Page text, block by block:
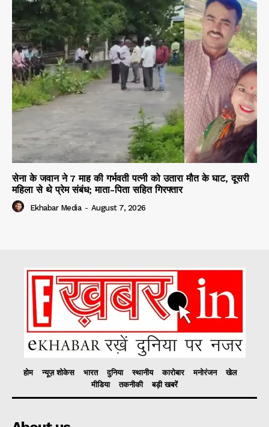
सेना के जवान ने 7 माह की गर्भवती पत्नी को उतारा मौत के घाट, दूसरी
महिला से थे प्रेम संबंध; माता-पिता सहित गिरफ्तार
Ekhabar Media - August 7, 2026
होम न्यूज़ शोकेस भारत दुनिया स्थानीय कारोबार मनोरंजन
खेल
मीडिया
तकनीकी बड़ी खबरें